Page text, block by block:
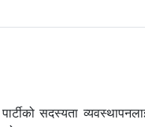
सदस्यता